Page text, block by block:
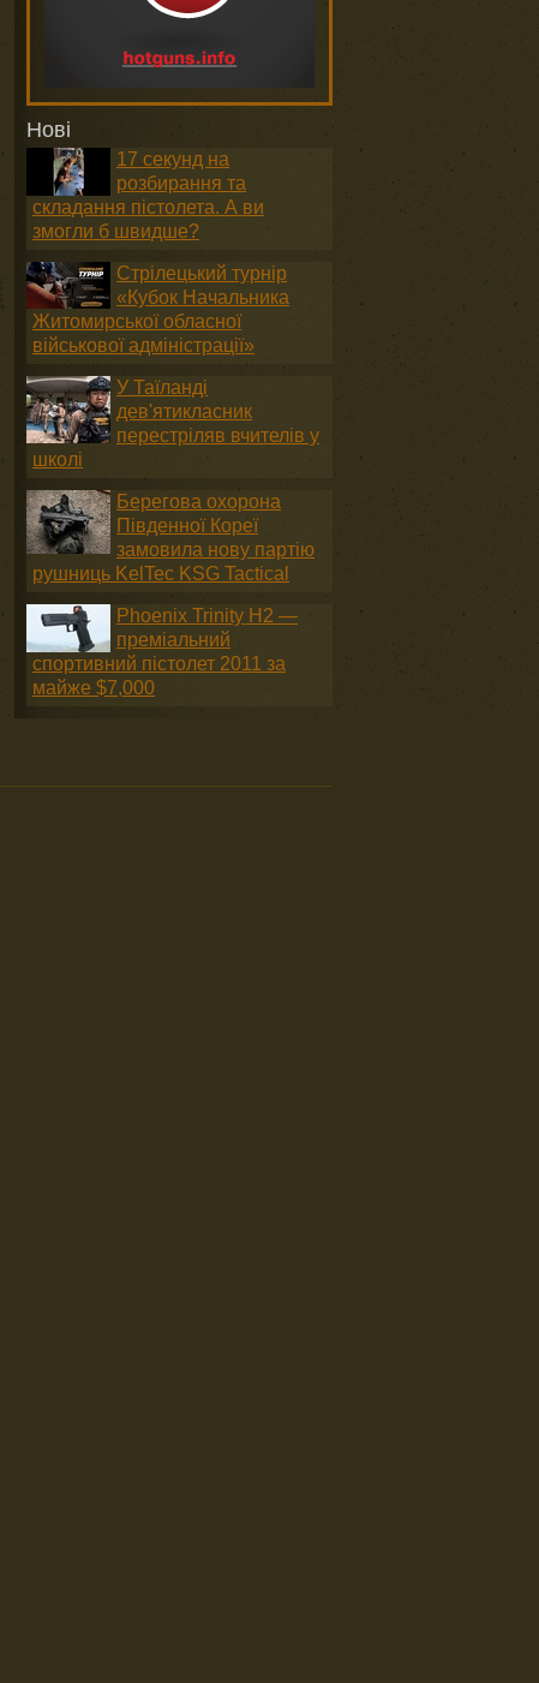
Нові
17 секунд на
розбирання та
складання пістолета. А ви
змогли б швидше?
Стрілецький турнір
«Кубок Начальника
Житомирської обласної
військової адміністрації»
У Таїланді
дев'ятикласник
перестріляв вчителів у
школі
Берегова охорона
Південної Кореї
замовила нову партію
рушниць KelTec KSG Tactical
Phoenix Trinity H2 —
преміальний
спортивний пістолет 2011 за
майже $7,000